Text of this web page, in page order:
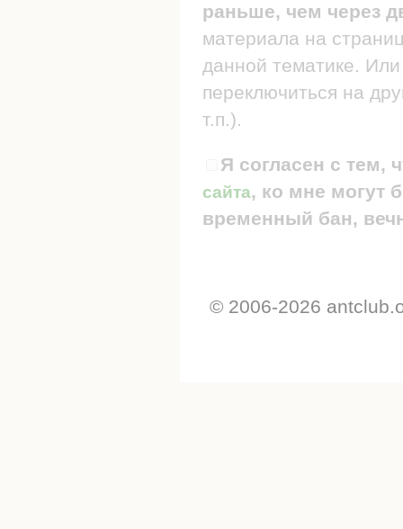
раньше, чем через
материала на
данной тематике.
переключиться на
т.п.).
Я согласен с тем,
сайта, ко мне могут
временный бан,
© 2006-2026